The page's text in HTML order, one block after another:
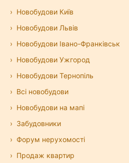
Новобудови Київ
Новобудови Львів
Новобудови Івано-Франківськ
Новобудови Ужгород
Новобудови Тернопіль
Всі новобудови
Новобудови на мапі
Забудовники
Форум нерухомості
Продаж квартир